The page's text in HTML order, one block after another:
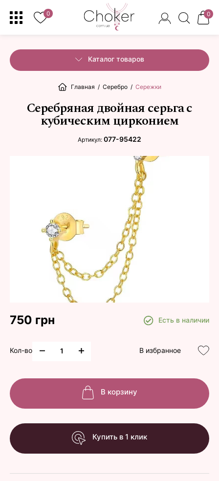
0 0
Каталог товаров
Главная / Серебро / Сережки
Серебряная двойная серьга с
кубическим цирконием
Артикул: 077-95422
750 грн Есть в наличии
Кол-во В избранное
В корзину
Купить в 1 клик